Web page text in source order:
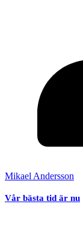
Mikael Andersson
Vår bästa tid är nu